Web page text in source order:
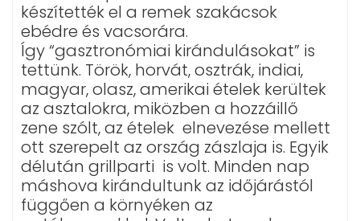
készítették el a remek szakácsok
ebédre és vacsorára.
Így “gasztronómiai kirándulásokat” is
tettünk. Török, horvát, osztrák, indiai,
magyar, olasz, amerikai ételek kerültek
az asztalokra, miközben a hozzáillő
zene szólt, az ételek elnevezése mellett
ott szerepelt az ország zászlaja is. Egyik
délután grillparti is volt. Minden nap
máshova kirándultunk az időjárástól
függően a környéken az